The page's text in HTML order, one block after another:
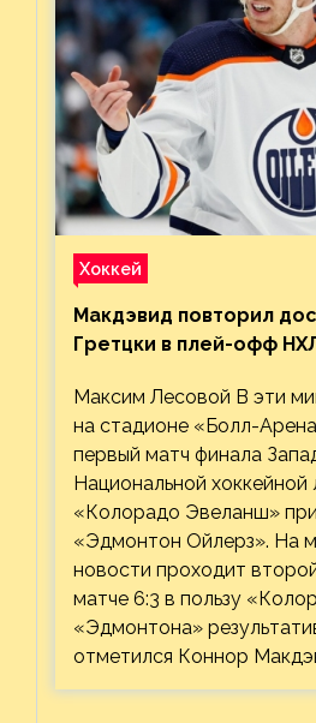
Хоккей
Макдэвид повторил
Гретцки в плей-офф
Максим Лесовой В эти
на стадионе «Болл-
первый матч финала
Национальной хоккейной
«Колорадо Эвеланш»
«Эдмонтон Ойлерз». На
новости проходит
матче 6:3 в пользу
«Эдмонтона»
отметился Коннор